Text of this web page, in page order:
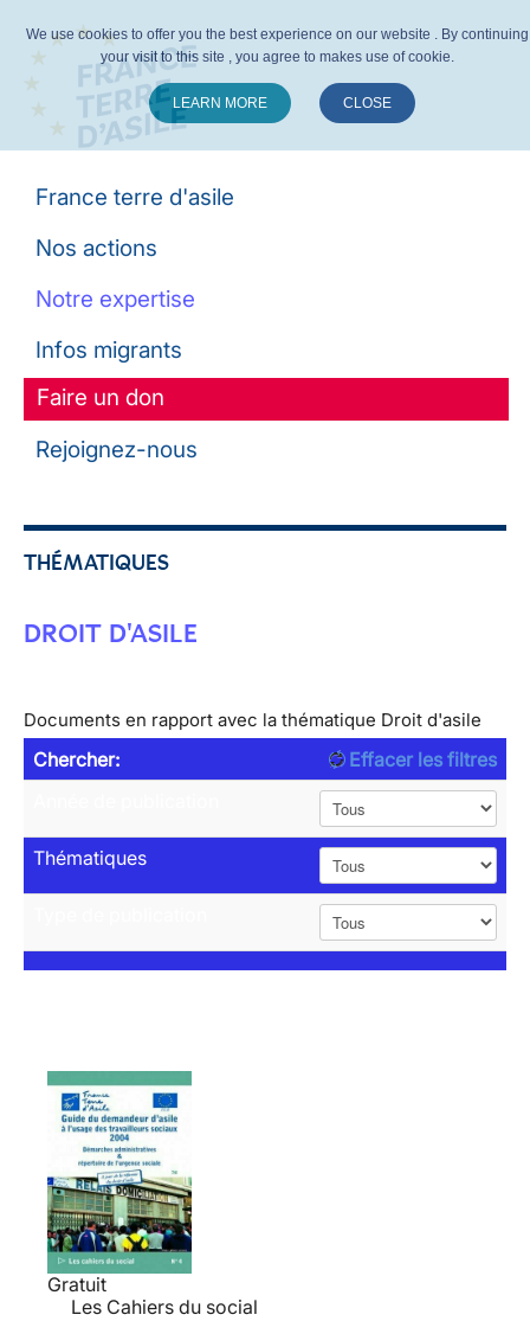
France terre d'asile
Nos actions
Notre expertise
Infos migrants
Faire un don
Rejoignez-nous
THÉMATIQUES
DROIT D'ASILE
Documents en rapport avec la thématique Droit d'asile
Chercher:
Effacer les filtres
Thématiques
Gratuit
Les Cahiers du social
We use cookies to offer you the best experience on our website . By continuing
your visit to this site , you agree to makes use of cookie.
LEARN MORE CLOSE